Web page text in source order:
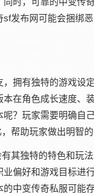
发布网可能会捆绑
拥有独特的游戏设
在角色成长速度、
？玩家需要明确自
帮助玩家做出明智
其独特的特色和玩
偏好和游戏目标
中变传奇私服可能